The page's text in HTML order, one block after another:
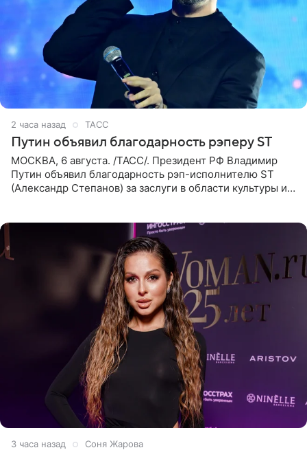
2 часа назад ТАСС
Путин объявил благодарность рэперу ST
МОСКВА, 6 августа. /ТАСС/. Президент РФ Владимир
Путин объявил благодарность рэп-исполнителю ST
(Александр Степанов) за заслуги в области культуры и
3 часа назад Соня Жарова